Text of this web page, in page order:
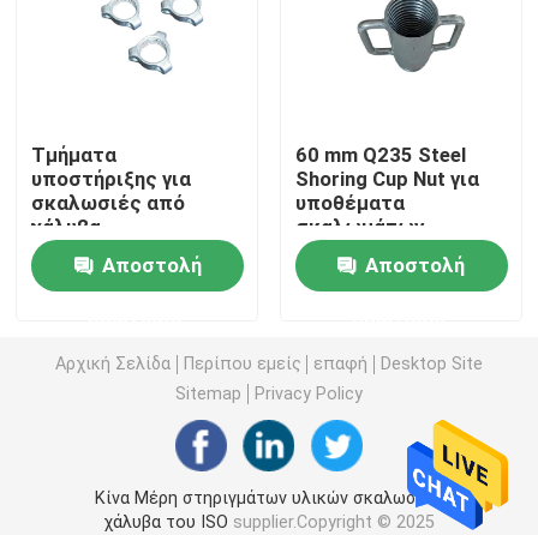
Μέρη υλικών σκαλωσιάς κλειδαριών δαχτυλιδιών
Βάση του Jack υλικών σκαλωσιάς
Κεφάλι του U υλικών σκαλωσιάς
Μέρη στηριγμάτων υλικών σκαλωσιάς χάλυβα
Σύστημα ράβδων δεσμών εγκιβωτισμού
Καρύδι ράβδων δεσμών
Τμήματα
υποστήριξης για
σκαλωσιές από
χάλυβα
Αποστολή
60 mm Q235 Steel
Shoring Cup Nut για
υποθέματα
σκαλωμάτων
Αποστολή
Αρχική Σελίδα Περίπου εμείς επαφή
Desktop Site
Sitemap
Privacy Policy
Κίνα Μέρη στηριγμάτων υλικών σκαλωσιάς
χάλυβα του ISO supplier.Copyright © 2025